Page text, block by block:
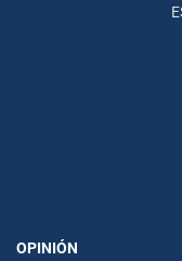
OPINIÓN